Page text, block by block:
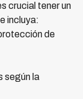
crucial tener un
incluya:
de
según la